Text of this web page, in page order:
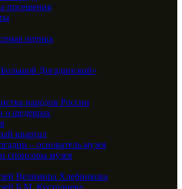
посещения
оценка
Догадинской»
народов России
о шедеврах
квартал
– основатель музея
спонсоры музея
Велимира Хлебникова
Б.М. Кустодиева